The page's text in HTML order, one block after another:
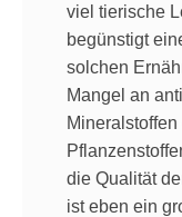
viel tierische
begünstigt
solchen
Mangel an
die Qualität
ist eben ein